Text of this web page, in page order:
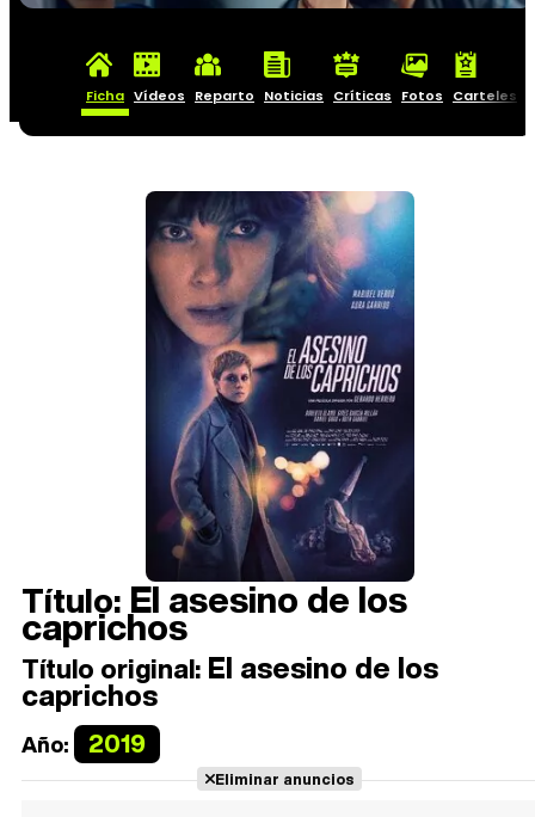
Ficha Vídeos Reparto Noticias Críticas Fotos Carteles
Título:El asesino de los
caprichos
Título original: El asesino de los
caprichos
Año: 2019
Eliminar anuncios